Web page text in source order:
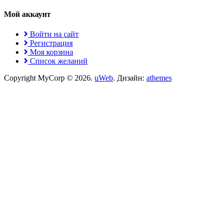
Мой аккаунт
Войти на сайт
Регистрация
Моя корзина
Список желаний
Copyright MyCorp © 2026. uWeb. Дизайн: athemes